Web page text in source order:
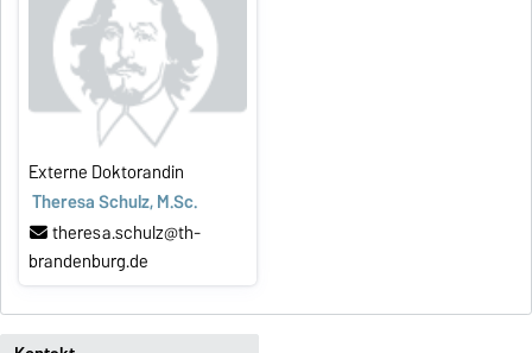
Externe Doktorandin
Theresa Schulz, M.Sc.
theresa.schulz@th-
brandenburg.de